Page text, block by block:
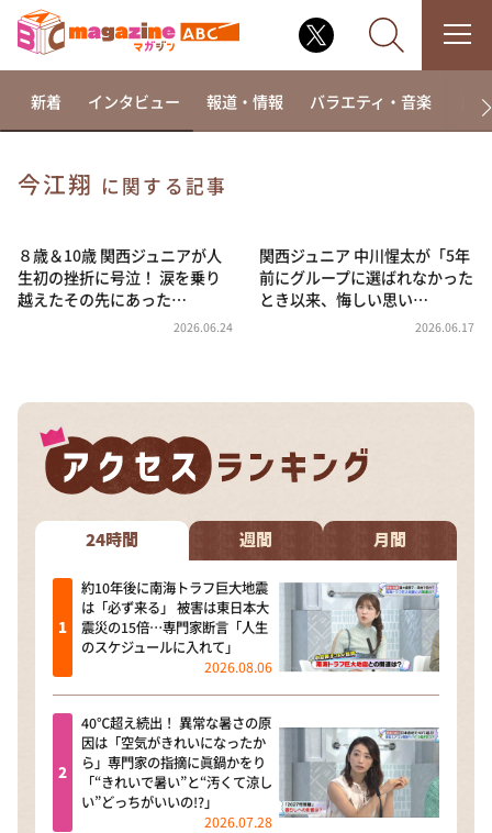
相席食堂
これ余談なんですけど・・・
～人生密着トークバラエティ！～ やすとものいたっ
河合＆A.B.C-Z塚田×福井アナ「なんでやねん！？」
（news おかえり）
DAIGOも台所 ～きょうの献立 何にする？～
本日はダイアンなり！シーズン２
朝だ！生です旅サラダ
教えて！ニュースライブ 正義のミカタ
ＬＩＦＥ～夢のカタチ～
新婚さんいらっしゃい！
ポツンと一軒家
ザキ山小屋本館
ぺこぱのまるスポ
新着 インタビュー 報道・情報 バラエティ・音楽 ド
今江翔 に関する記事
８歳＆10歳 関西ジュニアが人
生初の挫折に号泣！ 涙を乗り
越えたその先にあった…
2026.06.24
関西ジュニア 中川惺太が「5年
前にグループに選ばれなかった
とき以来、悔しい思い…
2026.06.17
24時間 週間 月間
約10年後に南海トラフ巨大地震
は「必ず来る」 被害は東日本大
震災の15倍…専門家断言「人生
のスケジュールに入れて」
2026.08.06
40℃超え続出！ 異常な暑さの原
因は「空気がきれいになったか
ら」専門家の指摘に眞鍋かをり
「“きれいで暑い”と“汚くて涼し
い”どっちがいいの!?」
2026.07.28